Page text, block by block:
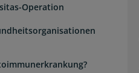
Operation